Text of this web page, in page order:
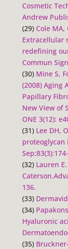
Cosmetic
Andrew
(29) Cole MA,
Extracellular
redefining
Commun
(30) Mine S,
(2008) Aging
Papillary
New View of
ONE 3(12):
(31) Lee DH,
proteoglycan
(32) Lauren
136.
(33)
(34)
Hyaluronic
(35)